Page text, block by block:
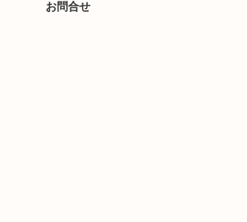
お問合せ